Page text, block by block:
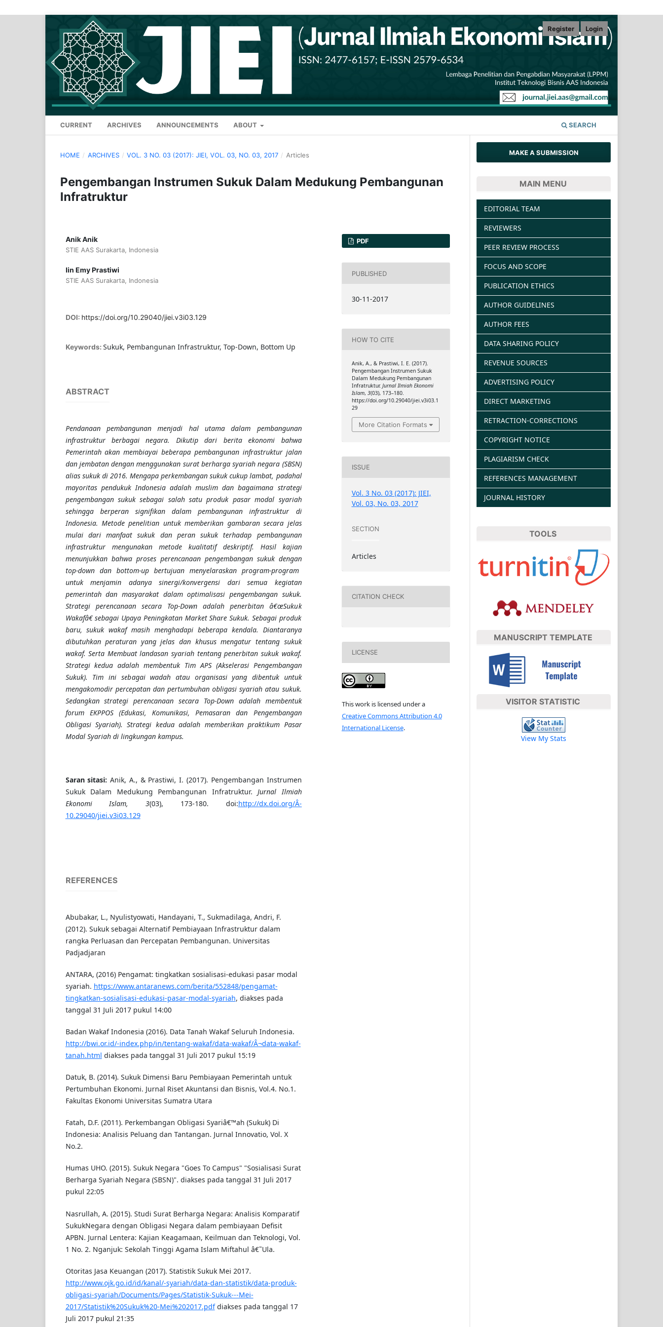
CURRENT ARCHIVES ANNOUNCEMENTS ABOUT SEARCH
Register Login
HOME / ARCHIVES / VOL. 3 NO. 03 (2017): JIEI, VOL. 03, NO. 03, 2017 / Articles
Pengembangan Instrumen Sukuk Dalam Medukung Pembangunan
Infratruktur
Anik Anik
STIE AAS Surakarta, Indonesia
Iin Emy Prastiwi
STIE AAS Surakarta, Indonesia
DOI: https://doi.org/10.29040/jiei.v3i03.129
Keywords: Sukuk, Pembangunan Infrastruktur, Top-Down, Bottom Up
ABSTRACT
Pendanaan pembangunan menjadi hal utama dalam pembangunan
infrastruktur berbagai negara. Dikutip dari berita ekonomi bahwa
Pemerintah akan membiayai beberapa pembangunan infrastruktur jalan
dan jembatan dengan menggunakan surat berharga syariah negara (SBSN)
alias sukuk di 2016. Mengapa perkembangan sukuk cukup lambat, padahal
mayoritas pendukuk Indonesia adalah muslim dan bagaimana strategi
pengembangan sukuk sebagai salah satuproduk pasar modal syariah
sehingga berperan signifikan dalam pembangunan infrastruktur di
Indonesia. Metode penelitian untukmemberikan gambaran secara jelas
mulai dari manfaat sukuk dan peran sukuk terhadap pembangunan
infrastruktur mengunakan metode kualitatif deskriptif. Hasil kajian
menunjukkan bahwa prosesperencanaan pengembangan sukuk dengan
top-down danbottom-up bertujuanmenyelaraskan program-program
untuk menjamin adanya sinergi/konvergensi dari semua kegiatan
pemerintah dan masyarakatdalam optimalisasi pengembangan sukuk.
Strategi perencanaan secara Top-Down adalah penerbitan â€œSukuk
Wakafâ€ sebagai Upaya Peningkatan Market Share Sukuk. Sebagai produk
baru, sukuk wakaf masih menghadapi beberapa kendala. Diantaranya
dibutuhkanperaturan yang jelas dan khusus mengatur tentang sukuk
wakaf.Serta Membuat landasan syariah tentang penerbitan sukuk wakaf.
Strategi kedua adalahmembentuk Tim APS (Akselerasi Pengembangan
Sukuk). Tim ini sebagaiwadah atau organisasi yang dibentuk untuk
mengakomodir percepatan dan pertumbuhanobligasi syariah atau sukuk.
Sedangkan strategi perencanaan secara Top-Down adalah membentuk
forum EKPPOS (Edukasi, Komunikasi, Pemasaran dan Pengembangan
Obligasi Syariah). Strategi kedua adalah memberikan praktikum Pasar
Modal Syariah di lingkungan kampus.
Saran sitasi:Anik, A., & Prastiwi, I. (2017). Pengembangan Instrumen
Sukuk Dalam Medukung Pembangunan Infratruktur. Jurnal Ilmiah
Ekonomi Islam, 3(03), 173-180. doi:http://dx.doi.org/Â­
10.29040/jiei.v3i03.129
REFERENCES
Abubakar, L., Nyulistyowati, Handayani, T., Sukmadilaga, Andri, F.
(2012). Sukuk sebagai Alternatif Pembiayaan Infrastruktur dalam
rangka Perluasan dan Percepatan Pembangunan. Universitas
Padjadjaran
ANTARA, (2016) Pengamat: tingkatkan sosialisasi-edukasi pasar modal
syariah. https://www.antaranews.com/berita/552848/pengamat-
tingkatkan-sosialisasi-edukasi-pasar-modal-syariah, diakses pada
tanggal 31 Juli 2017 pukul 14:00
Badan Wakaf Indonesia (2016). Data Tanah Wakaf Seluruh Indonesia.
http://bwi.or.id/-index.php/in/tentang-wakaf/data-wakaf/Â¬data-wakaf-
tanah.html diakses pada tanggal 31 Juli 2017 pukul 15:19
Datuk, B. (2014). Sukuk Dimensi Baru Pembiayaan Pemerintah untuk
Pertumbuhan Ekonomi. Jurnal Riset Akuntansi dan Bisnis, Vol.4. No.1.
Fakultas Ekonomi Universitas Sumatra Utara
Fatah, D.F. (2011). Perkembangan Obligasi Syariâ€™ah (Sukuk) Di
Indonesia: Analisis Peluang dan Tantangan. Jurnal Innovatio, Vol. X
No.2.
Humas UHO. (2015). Sukuk Negara "Goes To Campus" "Sosialisasi Surat
Berharga Syariah Negara (SBSN)". diakses pada tanggal 31 Juli 2017
pukul 22:05
Nasrullah, A. (2015). Studi Surat Berharga Negara: Analisis Komparatif
SukukNegara dengan Obligasi Negara dalam pembiayaan Defisit
APBN. Jurnal Lentera: Kajian Keagamaan, Keilmuan dan Teknologi, Vol.
1 No. 2. Nganjuk: Sekolah Tinggi Agama Islam Miftahul â€˜Ula.
Otoritas Jasa Keuangan (2017). Statistik Sukuk Mei 2017.
http://www.ojk.go.id/id/kanal/-syariah/data-dan-statistik/data-produk-
obligasi-syariah/Documents/Pages/Statistik-Sukuk---Mei-
2017/Statistik%20Sukuk%20-Mei%202017.pdfdiakses pada tanggal 17
Juli 2017 pukul 21:35
PDF
PUBLISHED
30-11-2017
HOW TO CITE
Anik, A., & Prastiwi, I. E. (2017).
Pengembangan Instrumen Sukuk
Dalam Medukung Pembangunan
Infratruktur. Jurnal Ilmiah Ekonomi
Islam, 3(03), 173–180.
https://doi.org/10.29040/jiei.v3i03.1
29
More Citation Formats
ISSUE
Vol. 3 No. 03 (2017): JIEI,
Vol. 03, No. 03, 2017
SECTION
Articles
CITATION CHECK
LICENSE
This work is licensed under a
Creative Commons Attribution 4.0
International License.
MAKE A SUBMISSION
MAIN MENU
EDITORIAL TEAM
REVIEWERS
PEER REVIEW PROCESS
FOCUS AND SCOPE
PUBLICATION ETHICS
AUTHOR GUIDELINES
AUTHOR FEES
DATA SHARING POLICY
REVENUE SOURCES
ADVERTISING POLICY
DIRECT MARKETING
RETRACTION-CORRECTIONS
COPYRIGHT NOTICE
PLAGIARISM CHECK
REFERENCES MANAGEMENT
JOURNAL HISTORY
TOOLS
MANUSCRIPT TEMPLATE
VISITOR STATISTIC
View My Stats